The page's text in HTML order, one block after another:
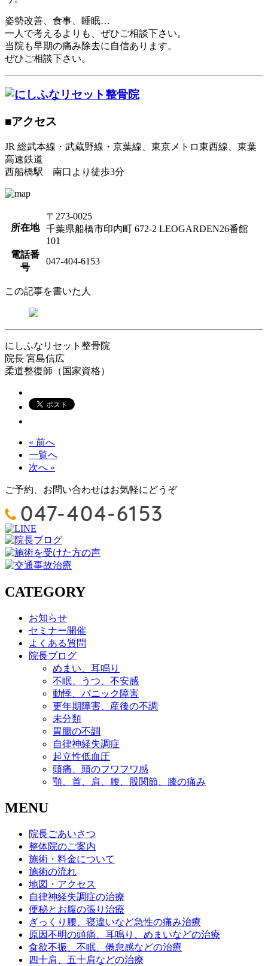
姿勢改善、食事、睡眠…
一人で考えるよりも、ぜひご相談下さい。
当院も早期の痛み除去に自信あります。
ぜひご相談下さい。
■アクセス
JR 総武本線・武蔵野線・京葉線、東京メトロ東西線、東葉
高速鉄道
西船橋駅 南口より徒歩3分
所在地
〒273-0025
千葉県船橋市印内町 672-2 LEOGARDEN26番館
101
電話番
号
047-404-6153
この記事を書いた人
にしふなリセット整骨院
院長 宮島信広
柔道整復師（国家資格）
« 前へ
一覧へ
次へ »
ご予約、お問い合わせはお気軽にどうぞ
CATEGORY
お知らせ
セミナー開催
よくある質問
院長ブログ
めまい、耳鳴り
不眠、うつ、不安感
動悸、パニック障害
更年期障害、産後の不調
未分類
胃腸の不調
自律神経失調症
起立性低血圧
頭痛、頭のフワフワ感
顎、首、肩、腰、股関節、膝の痛み
MENU
院長ごあいさつ
整体院のご案内
施術・料金について
施術の流れ
地図・アクセス
自律神経失調症の治療
便秘とお腹の張り治療
ぎっくり腰、寝違いなど急性の痛み治療
原因不明の頭痛、耳鳴り、めまいなどの治療
食欲不振、不眠、倦怠感などの治療
四十肩、五十肩などの治療